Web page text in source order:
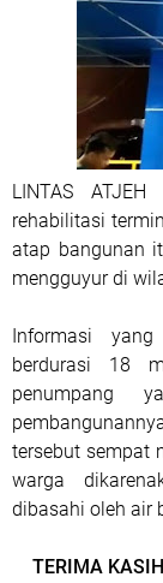
LINTAS
rehabilitasi
atap bangunan
mengguyur di
Informasi
berdurasi 18
penumpang
tersebut sempat
warga
dibasahi oleh air
TERIMA